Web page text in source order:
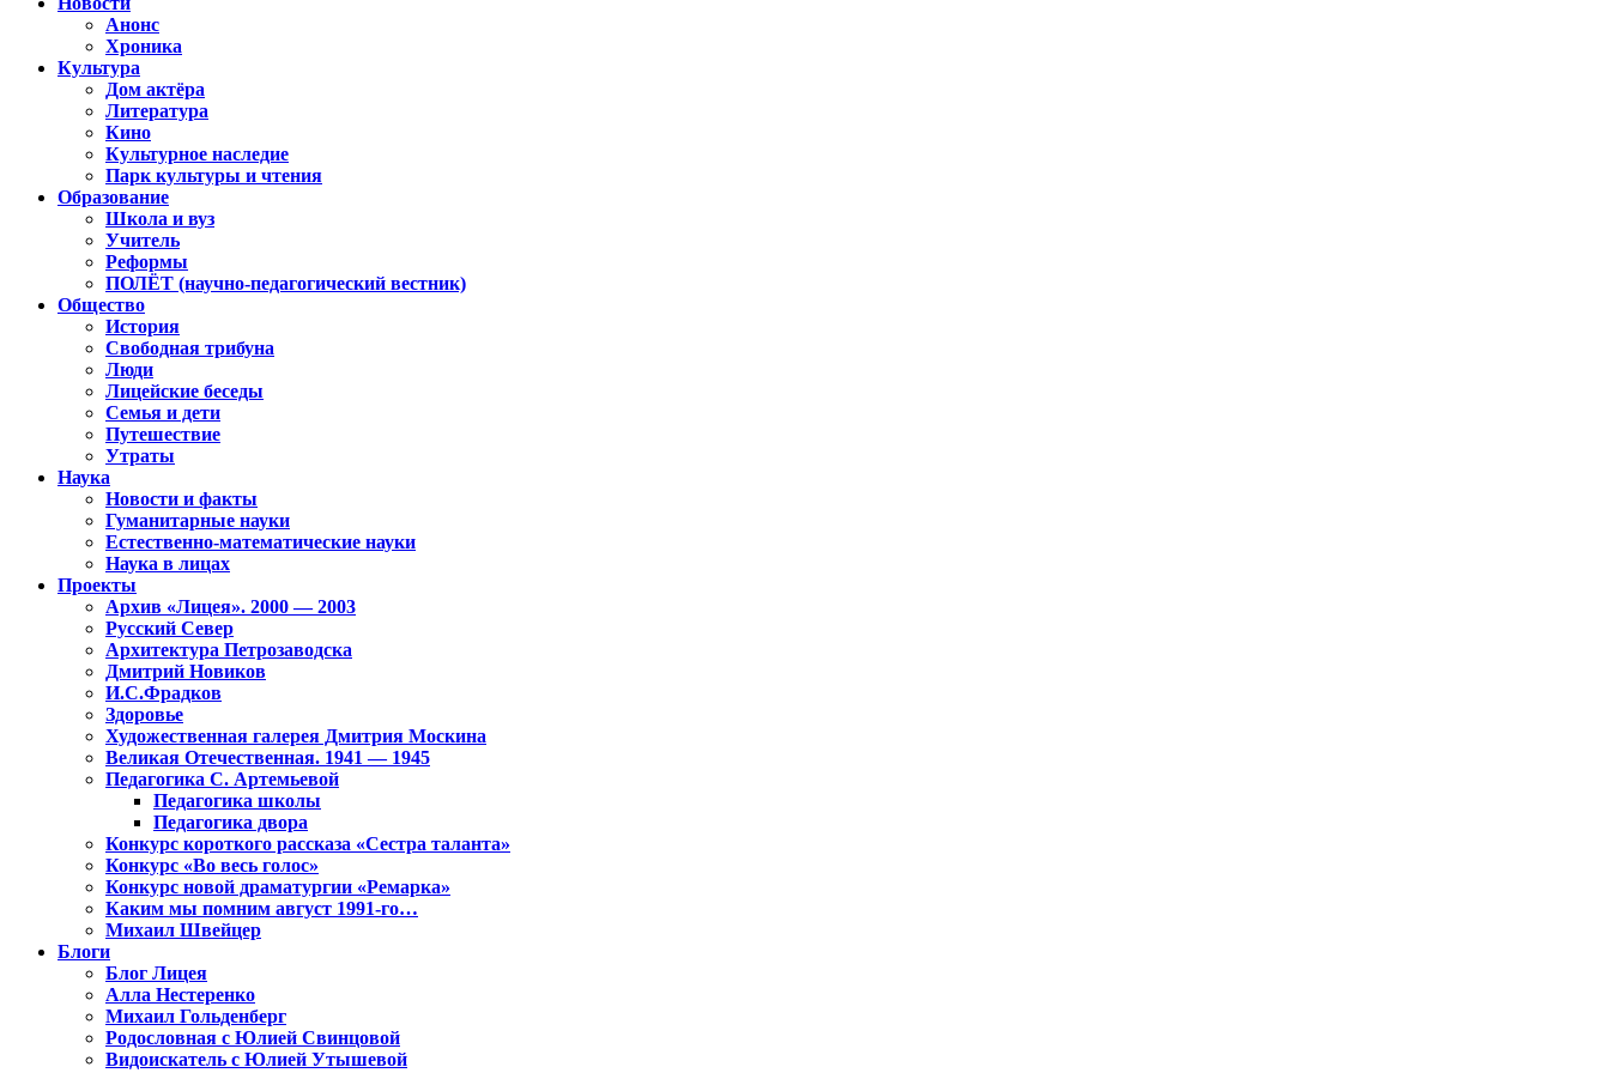
Анонс
Хроника
Культура
Дом актёра
Литература
Кино
Культурное наследие
Парк культуры и чтения
Образование
Школа и вуз
Учитель
Реформы
ПОЛЁТ (научно-педагогический вестник)
Общество
История
Свободная трибуна
Люди
Лицейские беседы
Семья и дети
Путешествие
Утраты
Наука
Новости и факты
Гуманитарные науки
Естественно-математические науки
Наука в лицах
Проекты
Архив «Лицея». 2000 — 2003
Русский Север
Архитектура Петрозаводска
Дмитрий Новиков
И.С.Фрадков
Здоровье
Художественная галерея Дмитрия Москина
Великая Отечественная. 1941 — 1945
Педагогика С. Артемьевой
Педагогика школы
Педагогика двора
Конкурс короткого рассказа «Сестра таланта»
Конкурс «Во весь голос»
Конкурс новой драматургии «Ремарка»
Каким мы помним август 1991-го…
Михаил Швейцер
Блоги
Блог Лицея
Алла Нестеренко
Михаил Гольденберг
Родословная с Юлией Свинцовой
Видоискатель с Юлией Утышевой